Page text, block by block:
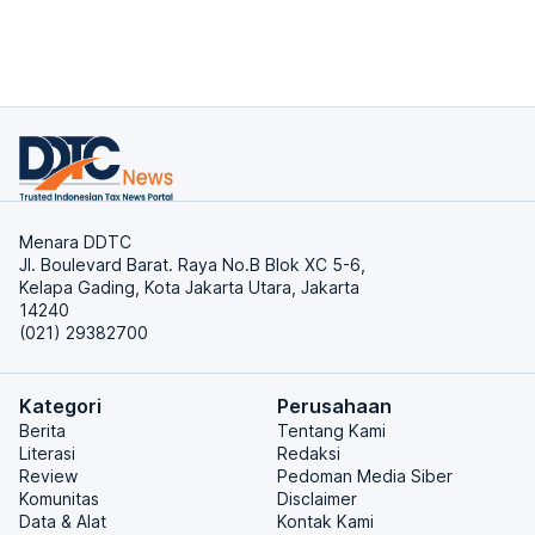
Menara DDTC
Jl. Boulevard Barat. Raya No.B Blok XC 5-6,
Kelapa Gading, Kota Jakarta Utara, Jakarta
14240
(021) 29382700
Kategori
Berita
Literasi
Review
Komunitas
Data & Alat
Perusahaan
Tentang Kami
Redaksi
Pedoman Media Siber
Disclaimer
Kontak Kami